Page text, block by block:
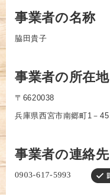
事業者の名称
脇田貴子
事業者の所在地
〒6620038
兵庫県西宮市南郷町1－45
事業者の連絡先